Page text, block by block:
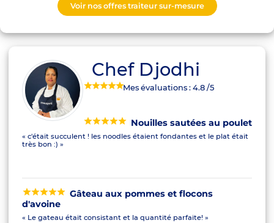
Voir nos offres traiteur sur-mesure
Chef Djodhi
Mes évaluations :4.8/5
Nouilles sautées au poulet
« c'était succulent ! les noodles étaient fondantes et le plat était
très bon :) »
Gâteau aux pommes et flocons
d'avoine
« Le gateau était consistant et la quantité parfaite! »